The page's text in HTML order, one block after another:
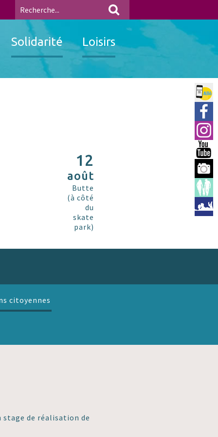
Solidarité Loisirs
Allo
Ville
You
12
août
Butte
(à côté
du
skate
park)
citoyennes
stage de réalisation de